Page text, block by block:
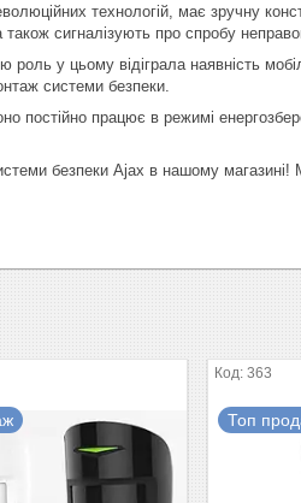
технологій, має зручну
сигналізують про спробу
у цьому відіграла наявність
системи безпеки.
постійно працює в режимі
безпеки Ajax в нашому
363
Топ